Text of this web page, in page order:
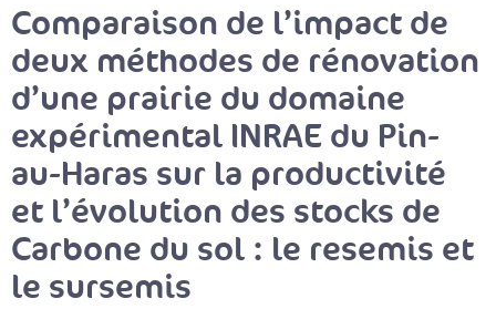
Comparaison de l’impact de
deux méthodes de rénovation
d’une prairie du domaine
expérimental INRAE du Pin-
au-Haras sur la productivité
et l’évolution des stocks de
Carbone du sol : le resemis et
le sursemis